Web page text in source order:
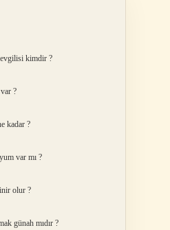
kimdir ?
?
kadar ?
var mı ?
olur ?
günah mıdır ?